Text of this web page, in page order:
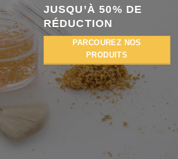
JUSQU’À 50% DE
RÉDUCTION
PARCOUREZ NOS
PRODUITS